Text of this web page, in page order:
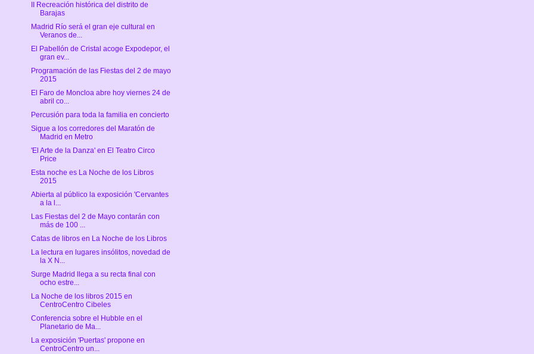
II Recreación histórica del distrito de
Barajas
Madrid Río será el gran eje cultural en
Veranos de...
El Pabellón de Cristal acoge Expodepor, el
gran ev...
Programación de las Fiestas del 2 de mayo
2015
El Faro de Moncloa abre hoy viernes 24 de
abril co...
Percusión para toda la familia en concierto
Sigue a los corredores del Maratón de
Madrid en Metro
'El Arte de la Danza' en El Teatro Circo
Price
Esta noche es La Noche de los Libros
2015
Abierta al público la exposición 'Cervantes
a la l...
Las Fiestas del 2 de Mayo contarán con
más de 100 ...
Catas de libros en La Noche de los Libros
La lectura en lugares insólitos, novedad de
la X N...
Surge Madrid llega a su recta final con
ocho estre...
La Noche de los libros 2015 en
CentroCentro Cibeles
Conferencia sobre el Hubble en el
Planetario de Ma...
La exposición 'Puertas' propone en
CentroCentro un...